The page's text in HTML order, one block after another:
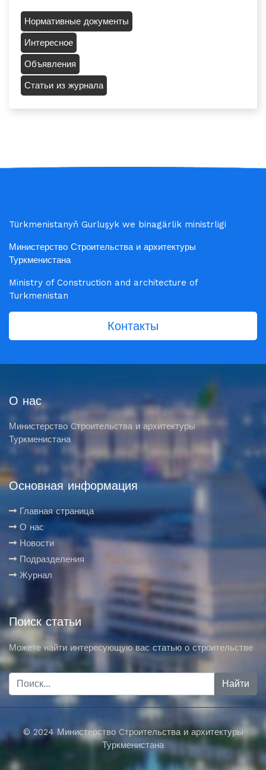
Нормативные документы
Интересное
Объявления
Статьи из журнала
Türkmenistanyň Gurluşyk we binagärlik ministrligi
Министерство Строительства и архитектуры
Туркменистана
Ministry of Construction and architecture of
Turkmenistan
Контакты
О нас
Министерство Cтроительства и архитектуры
Туркменистана
Основная информация
Главная страница
О нас
Новости
Подразделения
Журнал
Поиск статьи
Можете найти интересующую вас статью о строительстве
© 2024 Министерство Cтроительства и архитектуры
Туркменистана